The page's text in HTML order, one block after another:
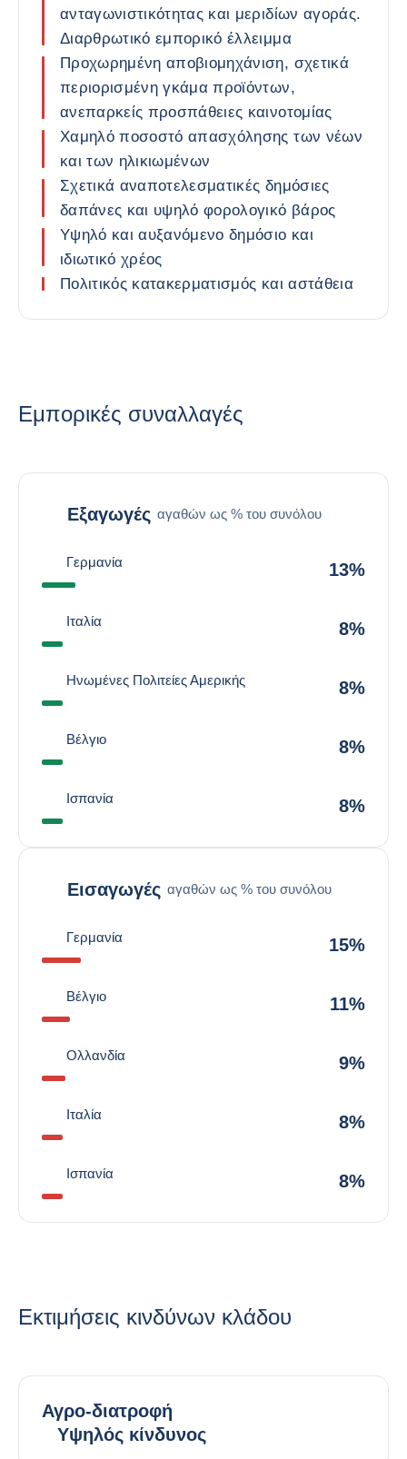
ανταγωνιστικότητας και μεριδίων αγοράς.
Διαρθρωτικό εμπορικό έλλειμμα
Προχωρημένη αποβιομηχάνιση, σχετικά
περιορισμένη γκάμα προϊόντων,
ανεπαρκείς προσπάθειες καινοτομίας
Χαμηλό ποσοστό απασχόλησης των νέων
και των ηλικιωμένων
Σχετικά αναποτελεσματικές δημόσιες
δαπάνες και υψηλό φορολογικό βάρος
Υψηλό και αυξανόμενο δημόσιο και
ιδιωτικό χρέος
Πολιτικός κατακερματισμός και αστάθεια
Εμπορικές συναλλαγές
Εξαγωγές αγαθών ως % του συνόλου
Γερμανία 13%
Ιταλία 8%
Ηνωμένες Πολιτείες Αμερικής 8%
Βέλγιο 8%
Ισπανία 8%
Εισαγωγές αγαθών ως % του συνόλου
Γερμανία 15%
Βέλγιο 11%
Ολλανδία 9%
Ιταλία 8%
Ισπανία 8%
Εκτιμήσεις κινδύνων κλάδου
Αγρο-διατροφή
Υψηλός κίνδυνος